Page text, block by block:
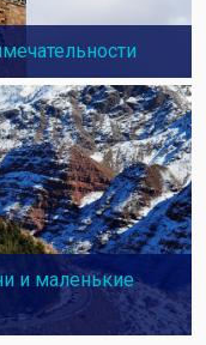
и маленькие